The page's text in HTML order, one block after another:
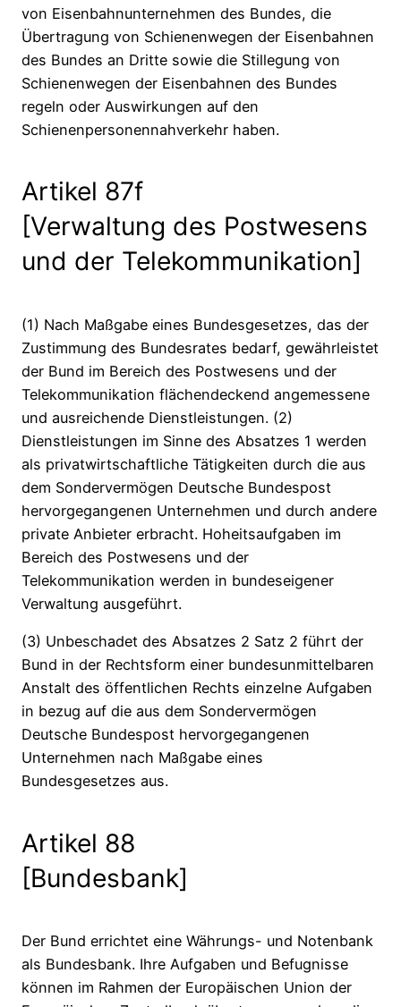
von Eisenbahnunternehmen des Bundes, die
Übertragung von Schienenwegen der Eisenbahnen
des Bundes an Dritte sowie die Stillegung von
Schienenwegen der Eisenbahnen des Bundes
regeln oder Auswirkungen auf den
Schienenpersonennahverkehr haben.
Artikel 87f
[Verwaltung des Postwesens
und der Telekommunikation]
(1) Nach Maßgabe eines Bundesgesetzes, das der
Zustimmung des Bundesrates bedarf, gewährleistet
der Bund im Bereich des Postwesens und der
Telekommunikation flächendeckend angemessene
und ausreichende Dienstleistungen. (2)
Dienstleistungen im Sinne des Absatzes 1 werden
als privatwirtschaftliche Tätigkeiten durch die aus
dem Sondervermögen Deutsche Bundespost
hervorgegangenen Unternehmen und durch andere
private Anbieter erbracht. Hoheitsaufgaben im
Bereich des Postwesens und der
Telekommunikation werden in bundeseigener
Verwaltung ausgeführt.
(3) Unbeschadet des Absatzes 2 Satz 2 führt der
Bund in der Rechtsform einer bundesunmittelbaren
Anstalt des öffentlichen Rechts einzelne Aufgaben
in bezug auf die aus dem Sondervermögen
Deutsche Bundespost hervorgegangenen
Unternehmen nach Maßgabe eines
Bundesgesetzes aus.
Artikel 88
[Bundesbank]
Der Bund errichtet eine Währungs- und Notenbank
als Bundesbank. Ihre Aufgaben und Befugnisse
können im Rahmen der Europäischen Union der